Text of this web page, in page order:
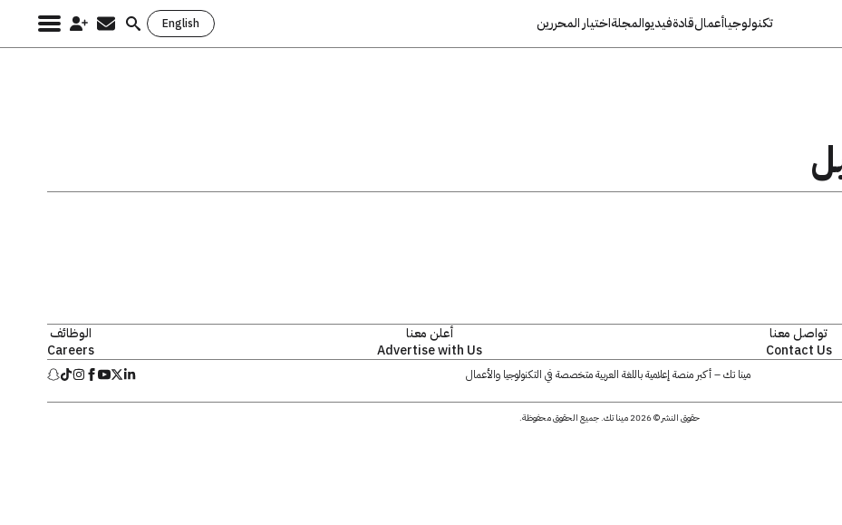
تكنولوجياأعمالقادةفيديوالمجلةاختيار المحررين English
Search
تواصل معنا
Contact Us
أعلن معنا
Advertise with Us
الوظائف
Careers
مينا تك – أكبر منصة إعلامية باللغة العربية متخصصة في التكنولوجيا والأعمال
حقوق النشر © 2026 مينا تك. جميع الحقوق محفوظة.